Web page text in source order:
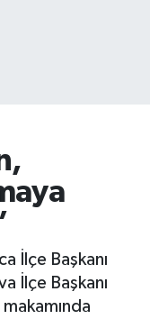
İlçe Başkanı
İlçe Başkanı